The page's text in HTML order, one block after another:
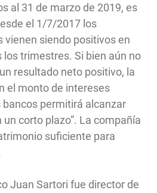
al 31 de marzo de 2019, es
el 1/7/2017 los
vienen siendo positivos en
trimestres. Si bien aún no
resultado neto positivo, la
el monto de intereses
bancos permitirá alcanzar
corto plazo”. La compañía
suficiente para
Juan Sartori fue director de